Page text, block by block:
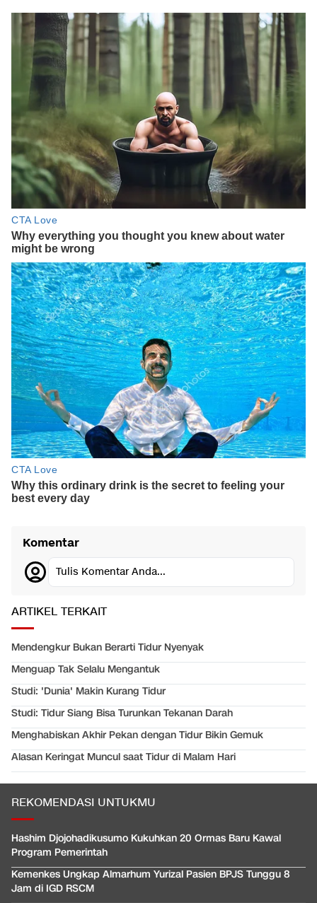
Komentar
Tulis Komentar Anda...
ARTIKEL TERKAIT
Mendengkur Bukan Berarti Tidur Nyenyak
Menguap Tak Selalu Mengantuk
Studi: 'Dunia' Makin Kurang Tidur
Studi: Tidur Siang Bisa Turunkan Tekanan Darah
Menghabiskan Akhir Pekan dengan Tidur Bikin Gemuk
Alasan Keringat Muncul saat Tidur di Malam Hari
REKOMENDASI UNTUKMU
Hashim Djojohadikusumo Kukuhkan 20 Ormas Baru Kawal
Program Pemerintah
Kemenkes Ungkap Almarhum Yurizal Pasien BPJS Tunggu 8
Jam di IGD RSCM